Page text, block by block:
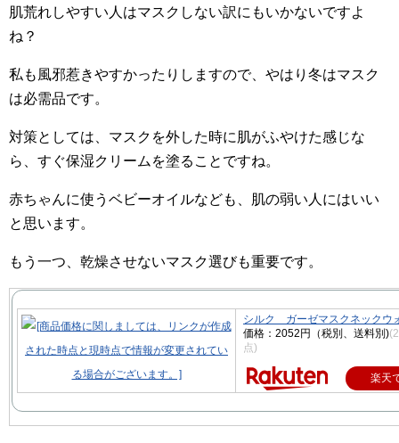
肌荒れしやすい人はマスクしない訳にもいかないですよ
ね？
私も風邪惹きやすかったりしますので、やはり冬はマスク
は必需品です。
対策としては、マスクを外した時に肌がふやけた感じな
ら、すぐ保湿クリームを塗ることですね。
赤ちゃんに使うベビーオイルなども、肌の弱い人にはいい
と思います。
もう一つ、乾燥させないマスク選びも重要です。
シルク ガーゼマスクネックウ
価格：2052円（税別、送料別)
点)
楽天